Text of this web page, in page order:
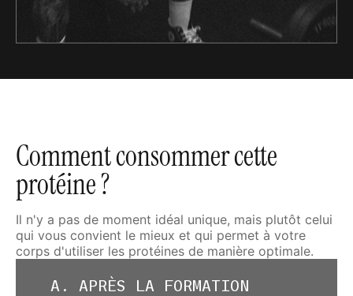
Comment consommer cette
protéine ?
Il n'y a pas de moment idéal unique, mais plutôt celui
qui vous convient le mieux et qui permet à votre
corps d'utiliser les protéines de manière optimale.
A. APRÈS LA FORMATION